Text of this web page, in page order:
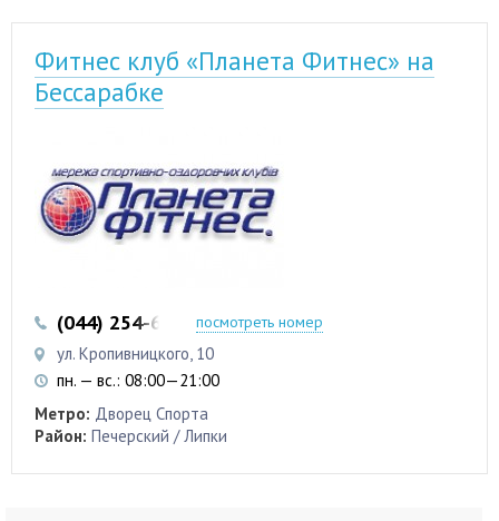
Фитнес клуб «Планета Фитнес» на
Бессарабке
(044) 254-62-10посмотреть номер
ул. Кропивницкого, 10
пн. — вс.: 08:00—21:00
Метро: Дворец Спорта
Район: Печерский / Липки